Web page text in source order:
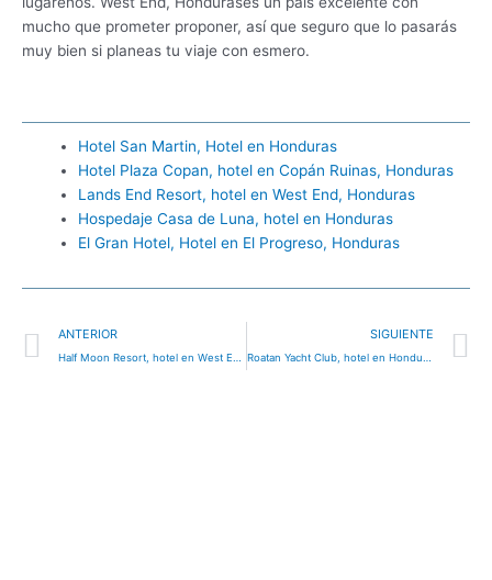
mucho que prometer proponer, así que seguro que lo pasarás
muy bien si planeas tu viaje con esmero.
Hotel San Martin, Hotel en Honduras
Hotel Plaza Copan, hotel en Copán Ruinas, Honduras
Lands End Resort, hotel en West End, Honduras
Hospedaje Casa de Luna, hotel en Honduras
El Gran Hotel, Hotel en El Progreso, Honduras
Ant
ANTERIOR SIGUIENTE